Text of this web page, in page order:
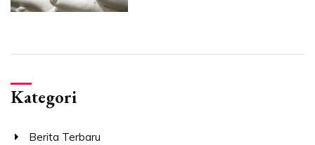
Kategori
Berita Terbaru